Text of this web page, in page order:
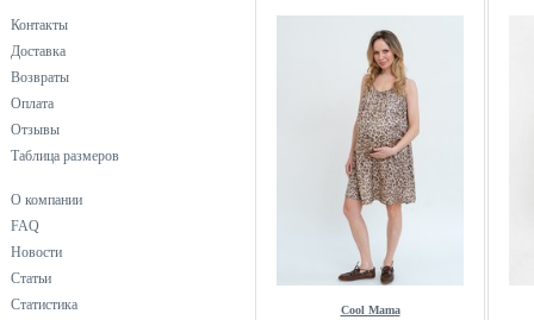
Контакты
Доставка
Возвраты
Оплата
Отзывы
Таблица размеров
О компании
FAQ
Новости
Статьи
Статистика
Cool Mama